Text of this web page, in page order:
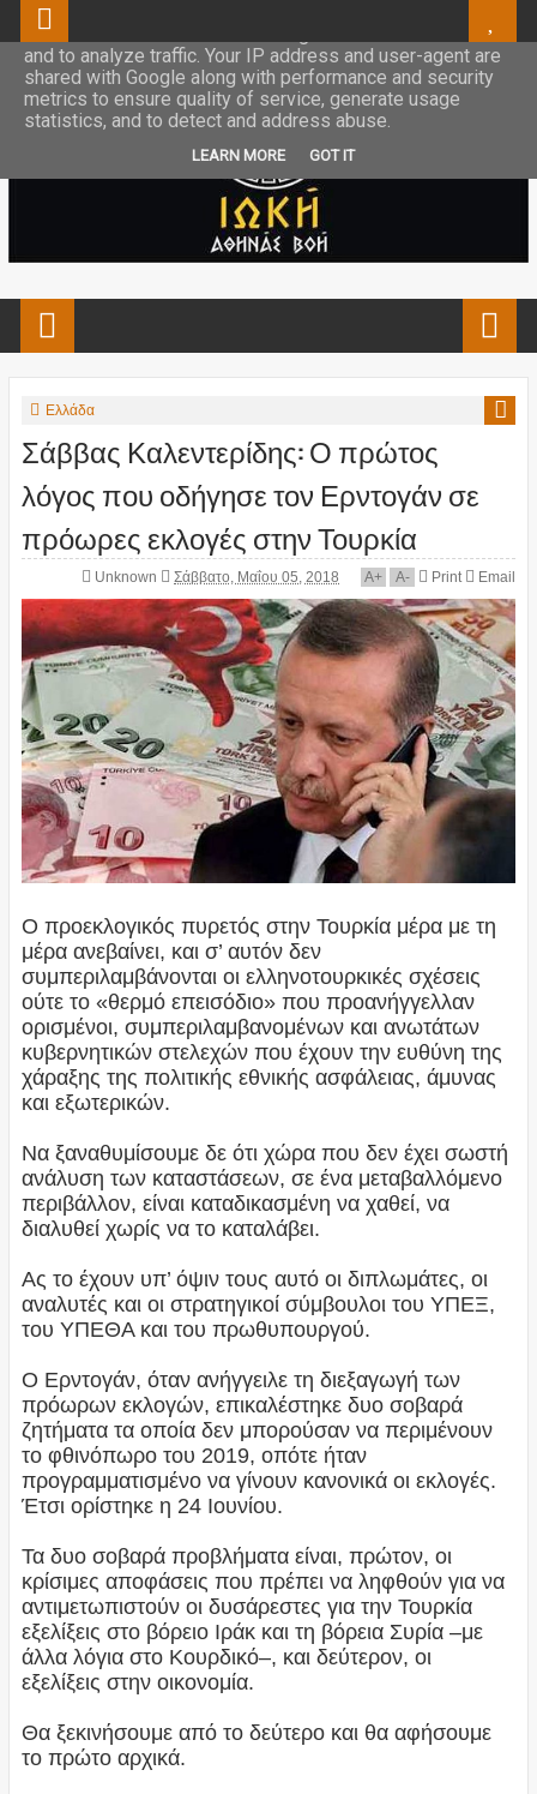
Ελλάδα
Σάββας Καλεντερίδης: Ο πρώτος
λόγος που οδήγησε τον Ερντογάν σε
πρόωρες εκλογές στην Τουρκία
Unknown Σάββατο, Μαΐου 05, 2018 A+ A- Print Email
O προεκλογικός πυρετός στην Τουρκία μέρα με τη
μέρα ανεβαίνει, και σ’ αυτόν δεν
συμπεριλαμβάνονται οι ελληνοτουρκικές σχέσεις
ούτε το «θερμό επεισόδιο» που προανήγγελλαν
ορισμένοι, συμπεριλαμβανομένων και ανωτάτων
κυβερνητικών στελεχών που έχουν την ευθύνη της
χάραξης της πολιτικής εθνικής ασφάλειας, άμυνας
και εξωτερικών.
Να ξαναθυμίσουμε δε ότι χώρα που δεν έχει σωστή
ανάλυση των καταστάσεων, σε ένα μεταβαλλόμενο
περιβάλλον, είναι καταδικασμένη να χαθεί, να
διαλυθεί χωρίς να το καταλάβει.
Ας το έχουν υπ’ όψιν τους αυτό οι διπλωμάτες, οι
αναλυτές και οι στρατηγικοί σύμβουλοι του ΥΠΕΞ,
του ΥΠΕΘΑ και του πρωθυπουργού.
Ο Ερντογάν, όταν ανήγγειλε τη διεξαγωγή των
πρόωρων εκλογών, επικαλέστηκε δυο σοβαρά
ζητήματα τα οποία δεν μπορούσαν να περιμένουν
το φθινόπωρο του 2019, οπότε ήταν
προγραμματισμένο να γίνουν κανονικά οι εκλογές.
Έτσι ορίστηκε η 24 Ιουνίου.
Τα δυο σοβαρά προβλήματα είναι, πρώτον, οι
κρίσιμες αποφάσεις που πρέπει να ληφθούν για να
αντιμετωπιστούν οι δυσάρεστες για την Τουρκία
εξελίξεις στο βόρειο Ιράκ και τη βόρεια Συρία –με
άλλα λόγια στο Κουρδικό–, και δεύτερον, οι
εξελίξεις στην οικονομία.
Θα ξεκινήσουμε από το δεύτερο και θα αφήσουμε
το πρώτο αρχικά.
This site uses cookies from Google to deliver its services
and to analyze traffic. Your IP address and user-agent are
shared with Google along with performance and security
metrics to ensure quality of service, generate usage
statistics, and to detect and address abuse.
LEARN MORE GOT IT